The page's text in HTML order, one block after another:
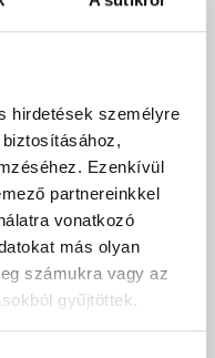
hirdetések személyre
Ezenkívül
partnereinkkel
vonatkozó
más olyan
számukra vagy az
gyűjtöttek.